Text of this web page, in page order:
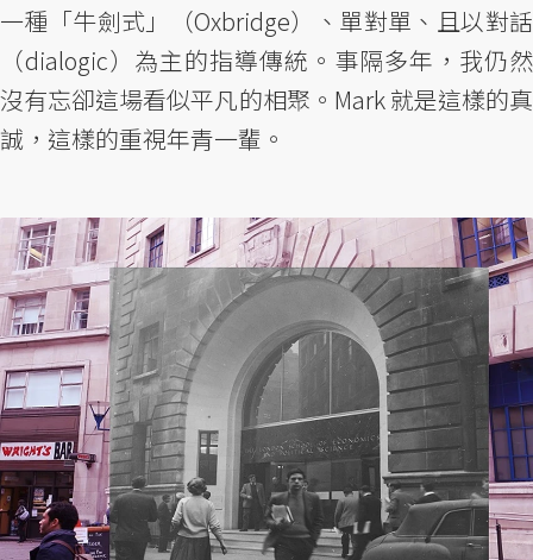
一種「牛劍式」（Oxbridge）、單對單、且以對話
（dialogic）為主的指導傳統。事隔多年，我仍然
沒有忘卻這場看似平凡的相聚。Mark 就是這樣的真
誠，這樣的重視年青一輩。